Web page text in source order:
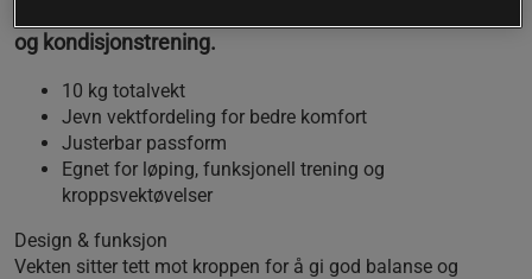
og kondisjonstrening.
10 kg totalvekt
Jevn vektfordeling for bedre komfort
Justerbar passform
Egnet for løping, funksjonell trening og
kroppsvektøvelser
Design & funksjon
Vekten sitter tett mot kroppen for å gi god balanse og